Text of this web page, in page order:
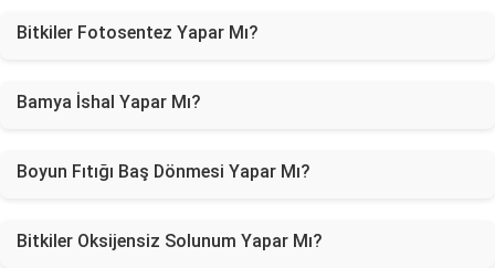
Bitkiler Fotosentez Yapar Mı?
Bamya İshal Yapar Mı?
Boyun Fıtığı Baş Dönmesi Yapar Mı?
Bitkiler Oksijensiz Solunum Yapar Mı?